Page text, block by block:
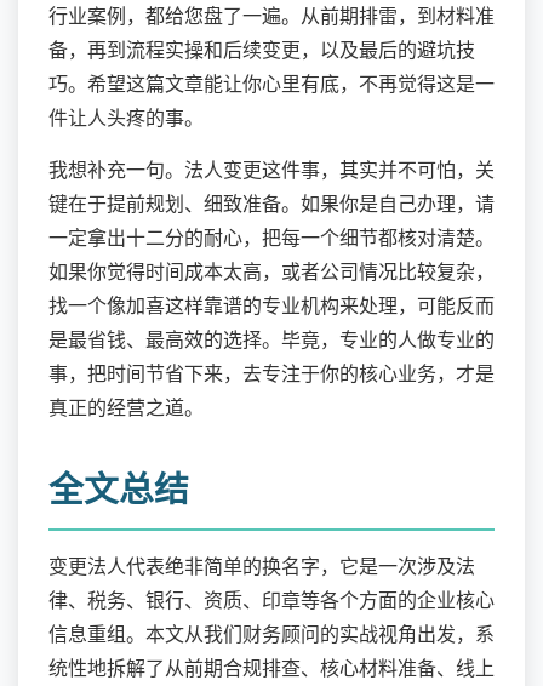
行业案例，都给您盘了一遍。从前期排雷，到材料准
备，再到流程实操和后续变更，以及最后的避坑技
巧。希望这篇文章能让你心里有底，不再觉得这是一
件让人头疼的事。
我想补充一句。法人变更这件事，其实并不可怕，关
键在于提前规划、细致准备。如果你是自己办理，请
一定拿出十二分的耐心，把每一个细节都核对清楚。
如果你觉得时间成本太高，或者公司情况比较复杂，
找一个像加喜这样靠谱的专业机构来处理，可能反而
是最省钱、最高效的选择。毕竟，专业的人做专业的
事，把时间节省下来，去专注于你的核心业务，才是
真正的经营之道。
全文总结
变更法人代表绝非简单的换名字，它是一次涉及法
律、税务、银行、资质、印章等各个方面的企业核心
信息重组。本文从我们财务顾问的实战视角出发，系
统性地拆解了从前期合规排查、核心材料准备、线上